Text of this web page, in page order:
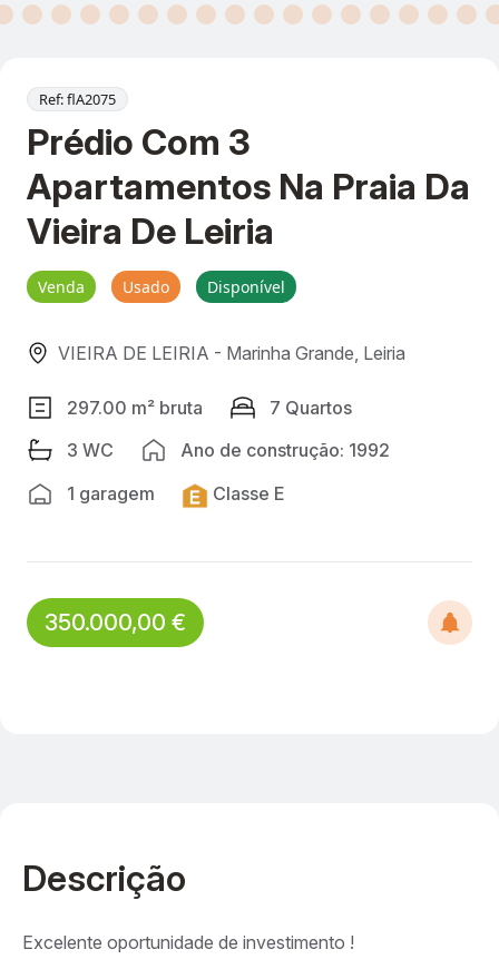
Ref: flA2075
Prédio Com 3
Apartamentos Na Praia Da
Vieira De Leiria
Venda Usado Disponível
VIEIRA DE LEIRIA - Marinha Grande, Leiria
297.00 m² bruta
7 Quartos
3 WC
Ano de construção: 1992
1 garagem
Classe E
350.000,00 €
Descrição
Excelente oportunidade de investimento !